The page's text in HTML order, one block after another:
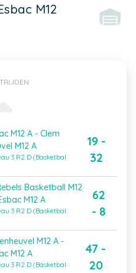
M12
M12 A - Clem
M12 A
3 R2 D (Basketbal
19 -
32
Basketball M12
M12 A
3 R2 D (Basketbal
62
- 8
M12 A -
M12 A
3 R2 D (Basketbal
47 -
20